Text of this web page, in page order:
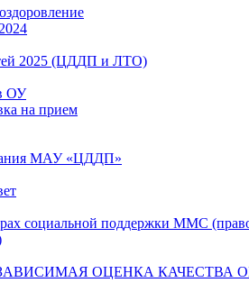
2025 (ЦДДП и ЛТО)
ОУ
на прием
МАУ «ЦДДП»
социальной поддержки ММС
ОЦЕНКА КАЧЕСТВА